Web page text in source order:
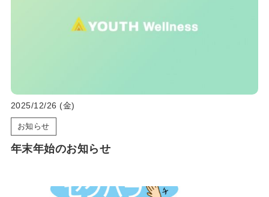
2025/12/26 (金)
お知らせ
年末年始のお知らせ